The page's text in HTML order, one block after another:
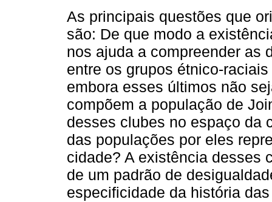
As principais questões que
são: De que modo a
nos ajuda a compreender as
entre os grupos étnico-
embora esses últimos não
compõem a população de
desses clubes no espaço da
das populações por eles
cidade? A existência desses
de um padrão de
especificidade da história